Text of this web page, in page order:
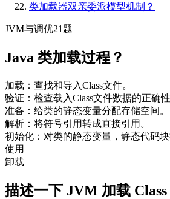
类加载器双亲委派模型机制？
JVM与调优21题
Java 类加载过程？
加载：查找和导入Class文件。
验证：检查载入Class文件数据的正确性
准备：给类的静态变量分配存储空间。
解析：将符号引用转成直接引用。
初始化：对类的静态变量，静态代码块
使用
卸载
描述一下 JVM 加载